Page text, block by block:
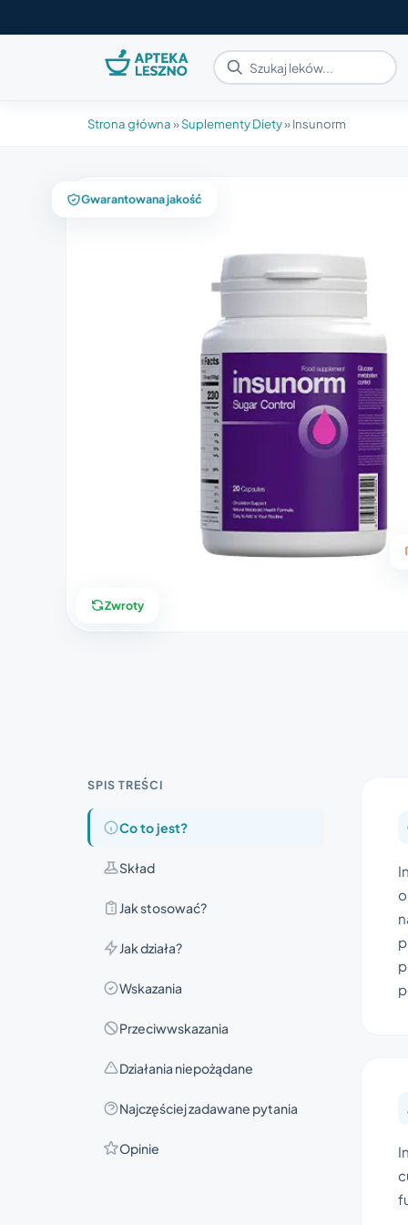
Strona główna»Suplementy Diety»Insunorm
Gwarantowana jakość
Zwroty
SPIS TREŚCI
Co to jest?
Skład
Jak stosować?
Jak działa?
Wskazania
Przeciwwskazania
Działania niepożądane
Najczęściej zadawane pytania
Opinie